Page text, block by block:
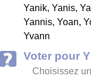
Yanik, Yanis,
Yannis, Yoan,
Yvann
Voter pour
Choisissez